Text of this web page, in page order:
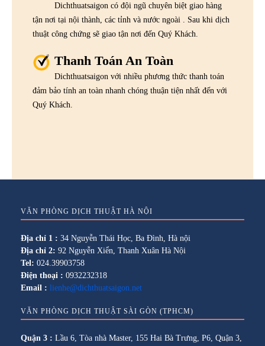
Dichthuatsaigon có đội ngũ chuyên biệt giao hàng
tận nơi tại nội thành, các tỉnh và nước ngoài . Sau khi dịch
thuật công chứng sẽ giao tận nơi đến Quý Khách.
Thanh Toán An Toàn
Dichthuatsaigon với nhiều phương thức thanh toán
đảm bảo tính an toàn nhanh chóng thuận tiện nhất đến với
Quý Khách.
VĂN PHÒNG DỊCH THUẬT HÀ NỘI
Địa chỉ 1 : 34 Nguyễn Thái Học, Ba Đình, Hà nội
Địa chỉ 2: 92 Nguyễn Xiển, Thanh Xuân Hà Nội
Tel: 024.39903758
Điện thoại : 0932232318
Email : lienhe@dichthuatsaigon.net
VĂN PHÒNG DỊCH THUẬT SÀI GÒN (TPHCM)
Quận 3 : Lầu 6, Tòa nhà Master, 155 Hai Bà Trưng, P6, Quận 3,